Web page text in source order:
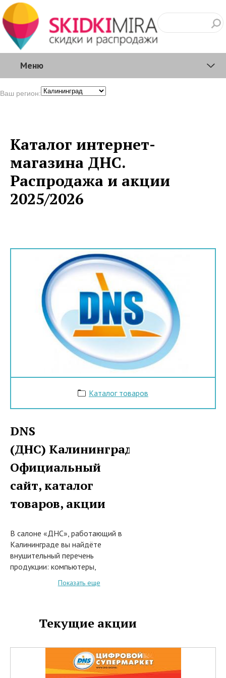
Меню
Ваш регион:
Каталог интернет-
магазина ДНС.
Распродажа и акции
2025/2026
Каталог товаров
DNS
(ДНС) Калининград:
Официальный
сайт, каталог
товаров, акции
В салоне «ДНС», работающий в
Калининграде вы найдёте
внушительный перечень
продукции: компьютеры,
ксероксы, манипуляторы и многое
в 1998 году .Сегодня она
является одним из лидеров по
России.У компании имеется
большая сеть магазинов (510
Показать еще
Текущие акции